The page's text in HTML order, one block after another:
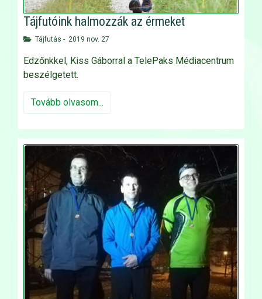
Tájfutóink halmozzák az érmeket
Tájfutás - 2019 nov. 27
Edzőnkkel, Kiss Gáborral a TelePaks Médiacentrum
beszélgetett.
Tovább olvasom...